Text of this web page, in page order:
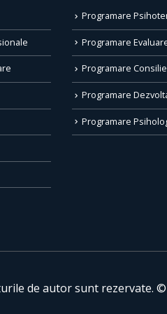
Programare
Programare
Programare
Programare
Programare
de autor sunt rezervate.